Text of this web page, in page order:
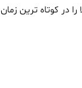
در کوتاه ترین زمان